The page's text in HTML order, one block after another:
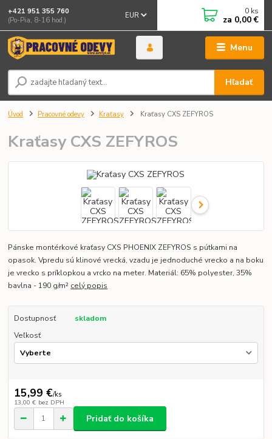
Menu
EUR
Hľadať
+421 951 355 760
(Po-Pia, 8-16 hod.)
0 ks
za 0,00 €
Úvod Pracovné odevy Kraťasy Kraťasy CXS ZEFYROS
Kraťasy CXS ZEFYROS
Pánske montérkové kraťasy CXS PHOENIX ZEFYROS s pútkami na
opasok. Vpredu sú klinové vrecká, vzadu je jednoduché vrecko a na boku
je vrecko s príklopkou a vrcko na meter. Materiál: 65% polyester, 35%
bavlna - 190 g/m² celý popis
Dostupnosť
skladom
Veľkosť
15,99 €/ks
13,00 € bez DPH
Pridať do košíka